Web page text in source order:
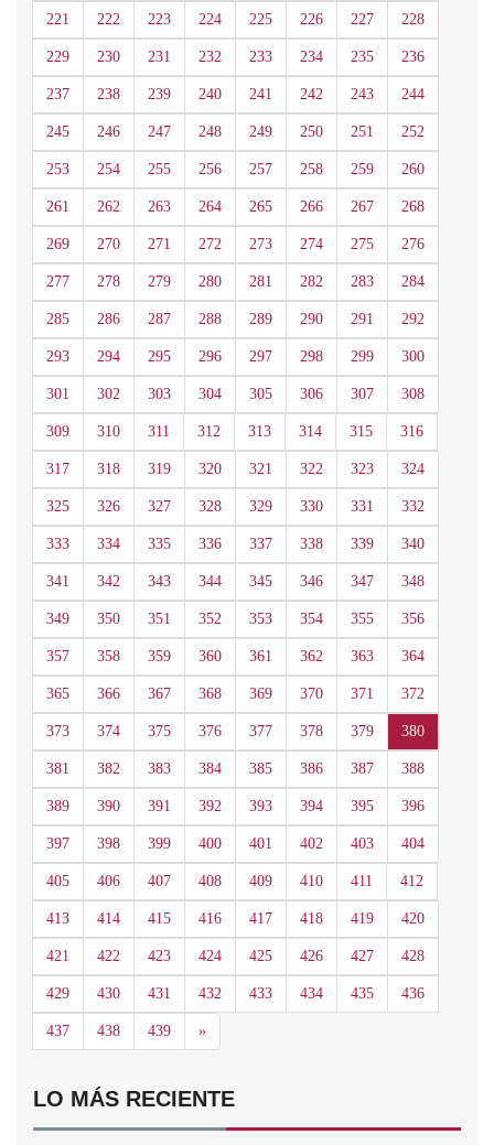
221 222 223 224 225 226 227 228
229 230 231 232 233 234 235 236
237 238 239 240 241 242 243 244
245 246 247 248 249 250 251 252
253 254 255 256 257 258 259 260
261 262 263 264 265 266 267 268
269 270 271 272 273 274 275 276
277 278 279 280 281 282 283 284
285 286 287 288 289 290 291 292
293 294 295 296 297 298 299 300
301 302 303 304 305 306 307 308
309 310 311 312 313 314 315 316
317 318 319 320 321 322 323 324
325 326 327 328 329 330 331 332
333 334 335 336 337 338 339 340
341 342 343 344 345 346 347 348
349 350 351 352 353 354 355 356
357 358 359 360 361 362 363 364
365 366 367 368 369 370 371 372
373 374 375 376 377 378 379 380
381 382 383 384 385 386 387 388
389 390 391 392 393 394 395 396
397 398 399 400 401 402 403 404
405 406 407 408 409 410 411 412
413 414 415 416 417 418 419 420
421 422 423 424 425 426 427 428
429 430 431 432 433 434 435 436
437 438 439 »Siguiente
LO MÁS RECIENTE